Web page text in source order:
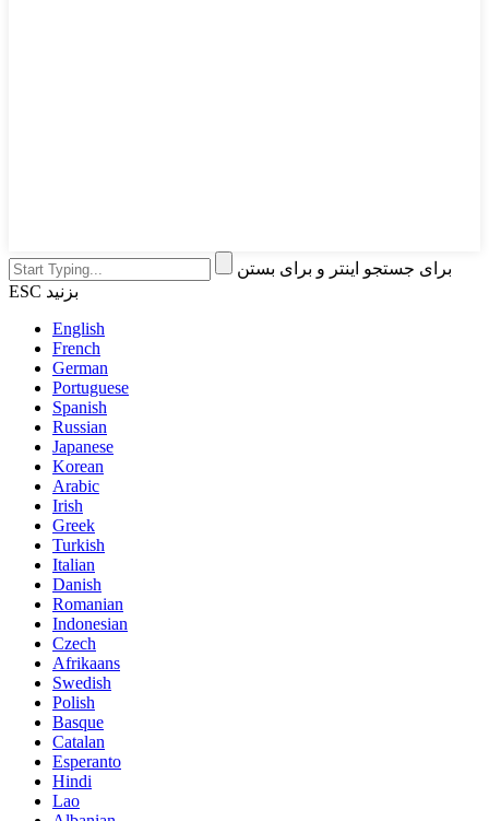
برای جستجو اینتر و برای بستن
ESC بزنید
English
French
German
Portuguese
Spanish
Russian
Japanese
Korean
Arabic
Irish
Greek
Turkish
Italian
Danish
Romanian
Indonesian
Czech
Afrikaans
Swedish
Polish
Basque
Catalan
Esperanto
Hindi
Lao